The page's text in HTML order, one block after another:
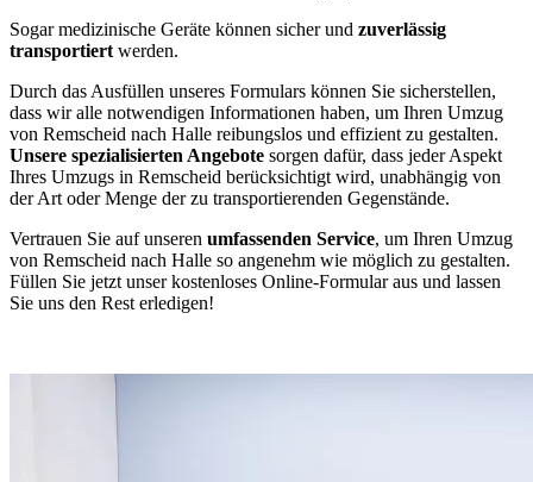
Sogar medizinische Geräte können sicher und zuverlässig
transportiert werden.
Durch das Ausfüllen unseres Formulars können Sie sicherstellen,
dass wir alle notwendigen Informationen haben, um Ihren Umzug
von Remscheid nach Halle reibungslos und effizient zu gestalten.
Unsere spezialisierten Angebote sorgen dafür, dass jeder Aspekt
Ihres Umzugs in Remscheid berücksichtigt wird, unabhängig von
der Art oder Menge der zu transportierenden Gegenstände.
Vertrauen Sie auf unseren umfassenden Service, um Ihren Umzug
von Remscheid nach Halle so angenehm wie möglich zu gestalten.
Füllen Sie jetzt unser kostenloses Online-Formular aus und lassen
Sie uns den Rest erledigen!